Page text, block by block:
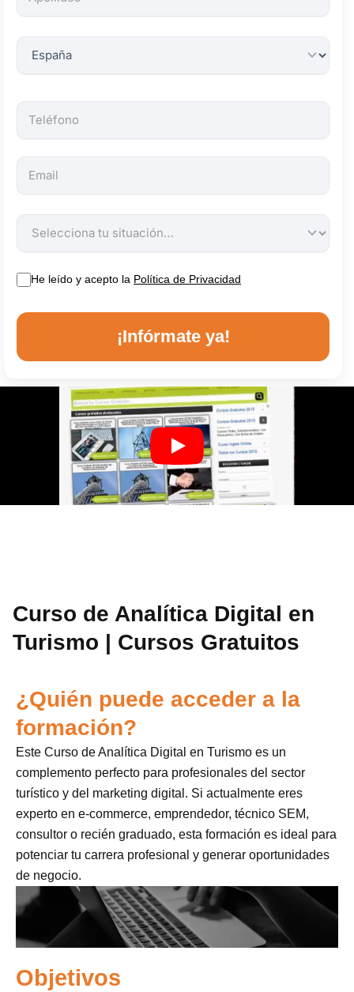
obligatorios.
He leído y acepto la Política de Privacidad
¡Infórmate ya!
Curso de Analítica Digital en
Turismo | Cursos Gratuitos
¿Quién puede acceder a la
formación?
Este Curso de Analítica Digital en Turismo es un
complemento perfecto para profesionales del sector
turístico y del marketing digital. Si actualmente eres
experto en e-commerce, emprendedor, técnico SEM,
consultor o recién graduado, esta formación es ideal para
potenciar tu carrera profesional y generar oportunidades
de negocio.
Objetivos